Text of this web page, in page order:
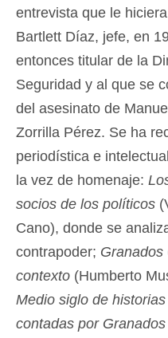
entrevista que le
Bartlett Díaz, jefe, en
entonces titular de la
Seguridad y al que se
del asesinato de
Zorrilla Pérez. Se ha
periodística e
la vez de homenaje:
socios de los políticos
Cano), donde se
contrapoder; Granados
contexto (Humberto
Medio siglo de
contadas por